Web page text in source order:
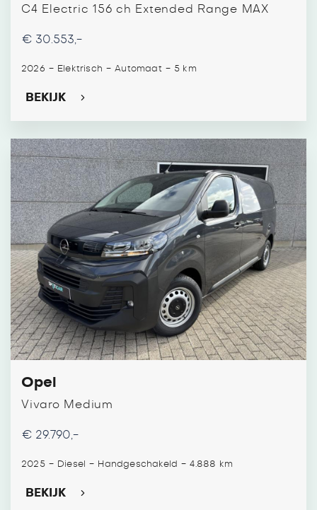
C4 Electric 156 ch Extended Range MAX
€ 30.553,-
2026 - Elektrisch - Automaat - 5 km
BEKIJK
Opel
Vivaro Medium
€ 29.790,-
2025 - Diesel - Handgeschakeld - 4.888 km
BEKIJK